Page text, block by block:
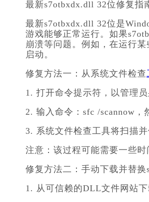
最新s7otbxdx.dll 32位修复指
最新s7otbxdx.dll 32位是
游戏能够正常运行。如果
崩溃等问题。例如，在运行
启动。
修复方法一：从系统文件检查
1. 打开命令提示符，以管理员
2. 输入命令： sfc /scannow ，
3. 系统文件检查工具将扫描
注意：该过程可能需要一些时
修复方法二：手动下载并替
1. 从可信赖的DLL文件网站